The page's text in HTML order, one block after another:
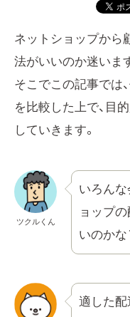
ネットショップから
法がいいのか迷いま
そこでこの記事では
を比較した上で、目
していきます。
ツクルくん
いろんな
ョップ
いのかな
適した配